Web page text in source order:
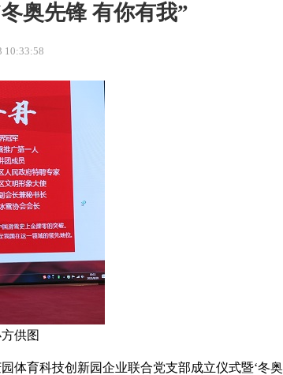
奥先锋 有你有我”
10:33:58
供图
体育科技创新园企业联合党支部成立仪式暨‘冬奥